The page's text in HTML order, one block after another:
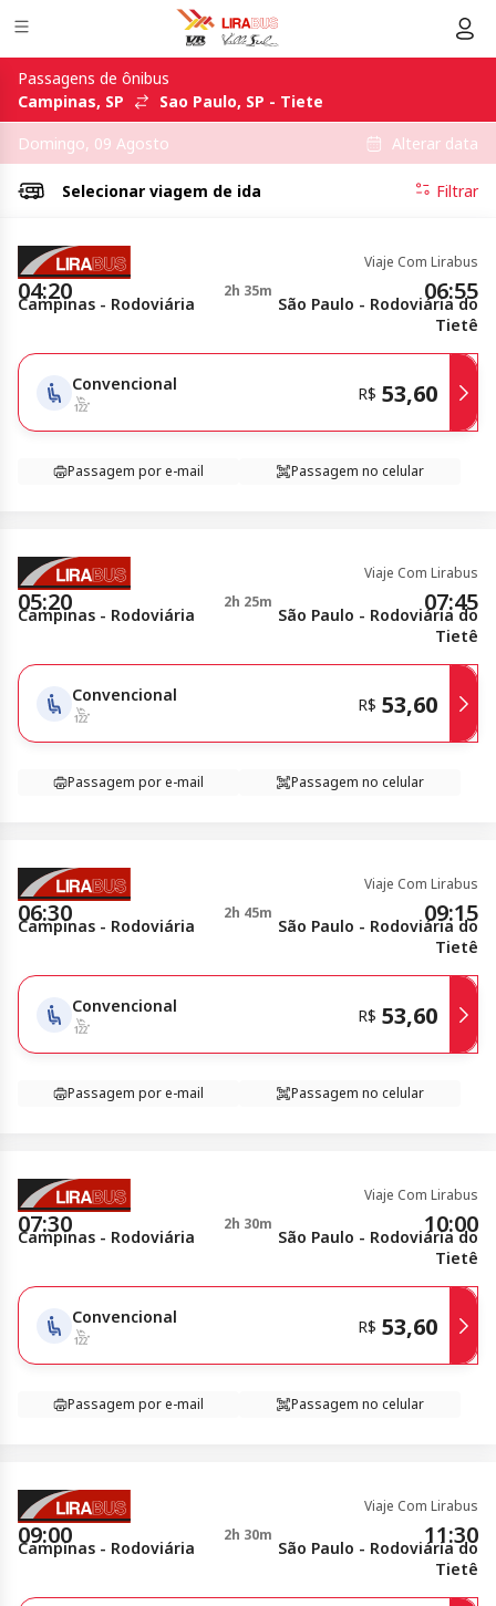
Passagens de ônibus
Campinas, SP
Sao Paulo, SP - Tiete
Domingo, 09 Agosto
Alterar data
Selecionar viagem de ida Filtrar
Viaje Com Lirabus
04:20 2h 35m 06:55
Campinas - Rodoviária
São Paulo - Rodoviária do
Tietê
Convencional R$ 53,60
Passagem por e-mail Passagem no celular
Viaje Com Lirabus
05:20 2h 25m 07:45
Campinas - Rodoviária
São Paulo - Rodoviária do
Tietê
Convencional R$ 53,60
Passagem por e-mail Passagem no celular
Viaje Com Lirabus
06:30 2h 45m 09:15
Campinas - Rodoviária
São Paulo - Rodoviária do
Tietê
Convencional R$ 53,60
Passagem por e-mail Passagem no celular
Viaje Com Lirabus
07:30 2h 30m 10:00
Campinas - Rodoviária
São Paulo - Rodoviária do
Tietê
Convencional R$ 53,60
Passagem por e-mail Passagem no celular
Viaje Com Lirabus
09:00 2h 30m 11:30
Campinas - Rodoviária
São Paulo - Rodoviária do
Tietê